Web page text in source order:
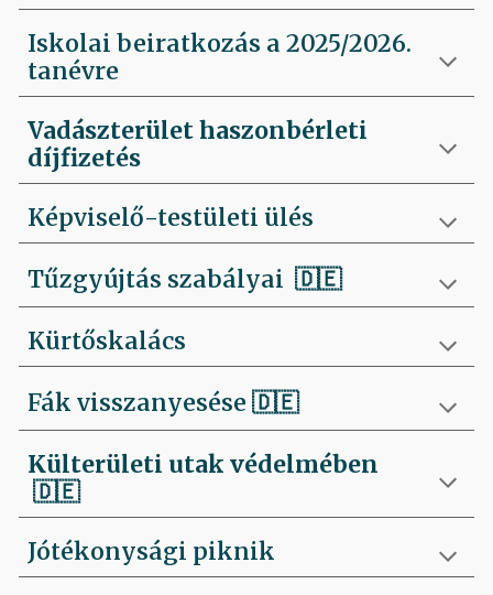
Iskolai beiratkozás a 2025/2026.
tanévre
Vadászterület haszonbérleti
díjfizetés
Képviselő-testületi ülés
Tűzgyújtás szabályai🇩🇪
Kürtőskalács
Fák visszanyesése🇩🇪
Külterületi utak védelmében
🇩🇪
Jótékonysági piknik